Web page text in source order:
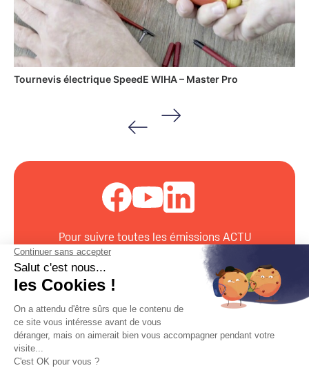
Tournevis électrique SpeedE WIHA – Master Pro
Pour suivre toutes les émissions ACTU
COFAQ, abonnez-vous à la chaîne Cofaqtv
surYoutube ouLinkedIn